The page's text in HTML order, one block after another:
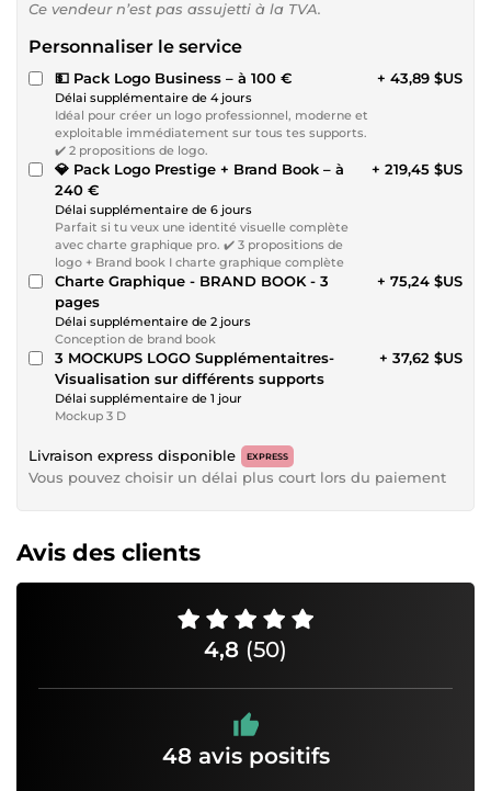
Ce vendeur n’est pas assujetti à la TVA.
Personnaliser le service
💵 Pack Logo Business – à 100 €
Délai supplémentaire de 4 jours
Idéal pour créer un logo professionnel, moderne et
exploitable immédiatement sur tous tes supports.
✔️ 2 propositions de logo.
+ 43,89 $US
💎 Pack Logo Prestige + Brand Book – à
240 €
Délai supplémentaire de 6 jours
Parfait si tu veux une identité visuelle complète
avec charte graphique pro. ✔️ 3 propositions de
logo + Brand book I charte graphique complète
+ 219,45 $US
Charte Graphique - BRAND BOOK - 3
pages
Délai supplémentaire de 2 jours
Conception de brand book
+ 75,24 $US
3 MOCKUPS LOGO Supplémentaitres-
Visualisation sur différents supports
Délai supplémentaire de 1 jour
Mockup 3 D
+ 37,62 $US
Livraison express disponible EXPRESS
Vous pouvez choisir un délai plus court lors du paiement
Avis des clients
4,8 (50)
48 avis positifs